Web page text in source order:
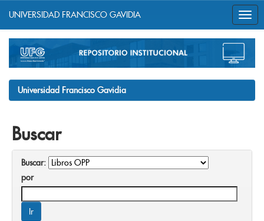
navigation
UNIVERSIDAD FRANCISCO GAVIDIA
Universidad Francisco Gavidia
Buscar
Buscar:
por